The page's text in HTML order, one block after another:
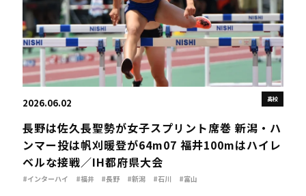
高校
2026.06.02
長野は佐久長聖勢が女子スプリント席巻 新潟・ハ
ンマー投は帆刈暖登が64m07 福井100mはハイレ
ベルな接戦／IH都府県大会
#インターハイ #福井 #長野 #新潟 #石川 #富山